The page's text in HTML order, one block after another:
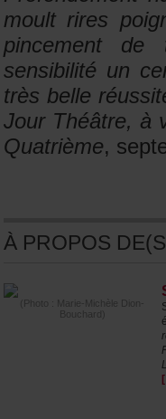
Quatrième
(Photo:Marie-MichèleDion-
Bouchard)